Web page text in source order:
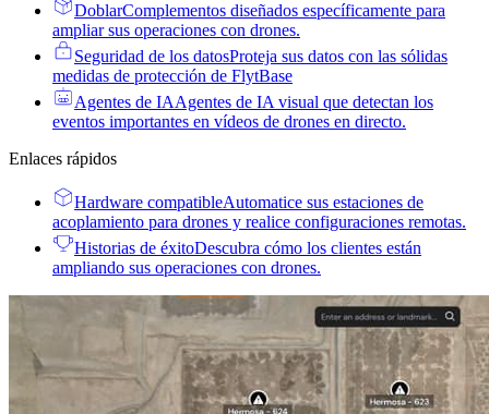
DoblarComplementos diseñados específicamente para
ampliar sus operaciones con drones.
Seguridad de los datosProteja sus datos con las sólidas
medidas de protección de FlytBase
Agentes de IAAgentes de IA visual que detectan los
eventos importantes en vídeos de drones en directo.
Enlaces rápidos
Hardware compatibleAutomatice sus estaciones de
acoplamiento para drones y realice configuraciones remotas.
Historias de éxitoDescubra cómo los clientes están
ampliando sus operaciones con drones.